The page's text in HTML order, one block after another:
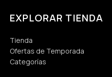
EXPLORAR TIENDA
Tienda
Ofertas de Temporada
Categorías